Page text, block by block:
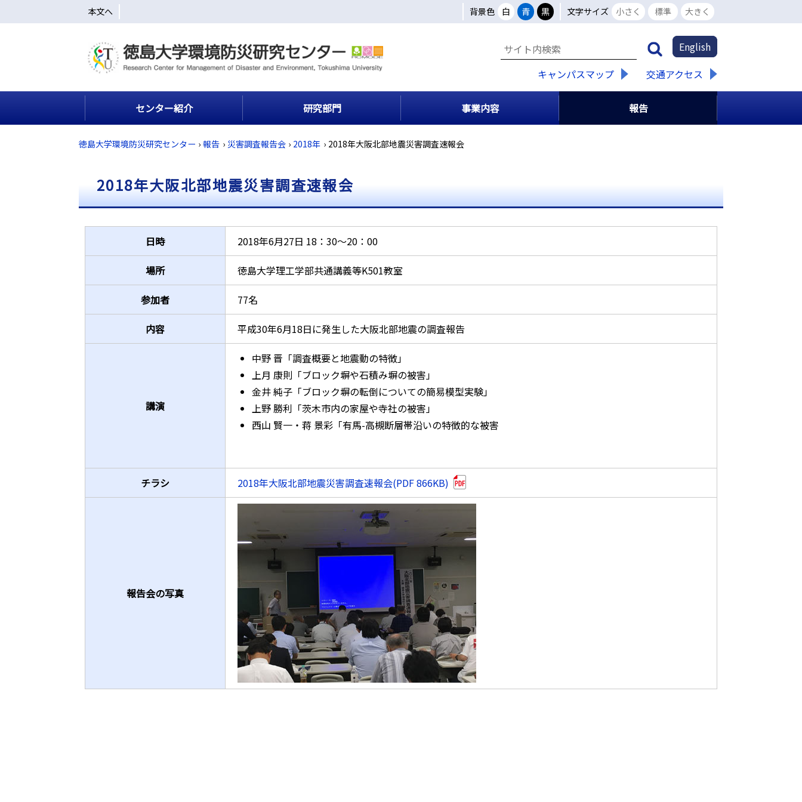
本文へ 背景色 白 青 黒 文字サイズ 小さく 標準 大きく
English
キャンパスマップ
交通アクセス
センター紹介 研究部門 事業内容 報告
徳島大学環境防災研究センター › 報告 › 災害調査報告会 › 2018年 › 2018年大阪北部地震災害調査速報会
2018年大阪北部地震災害調査速報会
日時 2018年6月27日 18：30～20：00
場所 徳島大学理工学部共通講義等K501教室
参加者 77名
内容 平成30年6月18日に発生した大阪北部地震の調査報告
講演
中野 晋「調査概要と地震動の特徴」
上月 康則「ブロック塀や石積み塀の被害」
金井 純子「ブロック塀の転倒についての簡易模型実験」
上野 勝利「茨木市内の家屋や寺社の被害」
西山 賢一・蒋 景彩「有馬-高槻断層帯沿いの特徴的な被害
チラシ 2018年大阪北部地震災害調査速報会(PDF 866KB)
報告会の写真